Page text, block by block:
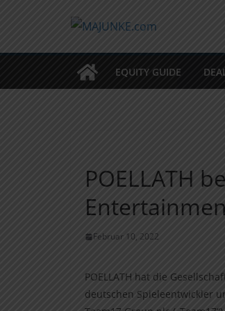
EQUITY GUIDE
POELLATH
Februar 10, 2022
POELLATH hat die
deutschen Spieleentwickler